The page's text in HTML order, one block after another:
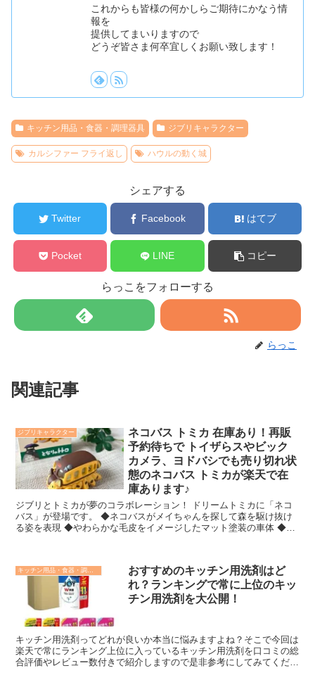
これからも皆様の何かしらご期待にかなう情
報を
提供してまいりますので
どうぞ皆さま何卒宜しくお願い致します！
キッチン用品・食器・調理器具 ジブリキャラクター
カルシファー フライ返し ハウルの動く城
シェアする
Twitter Facebook はてブ
Pocket LINE コピー
らっこをフォローする
らっこ
関連記事
ジブリキャラクター
ネコバス トミカ 在庫あり！再販
予約待ちで トイザらスやビック
カメラ、ヨドバシでも売り切れ状
態のネコバス トミカが楽天で在
庫あります♪
ジブリとトミカが夢のコラボレーション！ ドリームトミカに「ネコ
バス」が登場です。 ◆ネコバスがメイちゃんを探して森を駆け抜け
る姿を表現 ◆やわらかな毛皮をイメージしたマット塗装の車体 ◆車
おすすめのキッチン用洗剤はど
れ？ランキングで常に上位のキッ
チン用洗剤を大公開！
キッチン用洗剤ってどれが良いか本当に悩みますよね？そこで今回は
楽天で常にランキング上位に入っているキッチン用洗剤を口コミの総
合評価やレビュー数付きで紹介しますので是非参考にしてみてくださ